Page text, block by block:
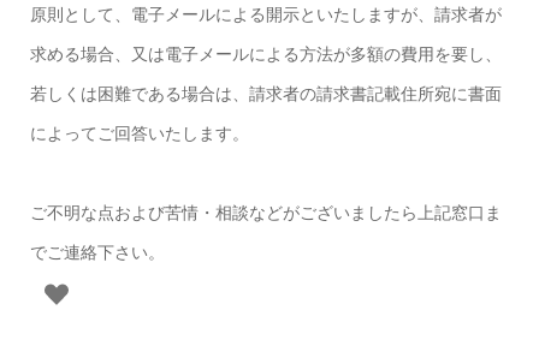
原則として、電子メールによる開示といたしますが、請求者が
求める場合、又は電子メールによる方法が多額の費用を要し、
若しくは困難である場合は、請求者の請求書記載住所宛に書面
によってご回答いたします。
ご不明な点および苦情・相談などがございましたら上記窓口ま
でご連絡下さい。